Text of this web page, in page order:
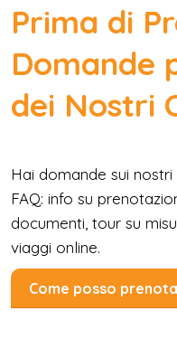
Prima di
Domande
dei Nostri
Hai domande sui
FAQ: info su
documenti, tour su
viaggi online.
Come posso